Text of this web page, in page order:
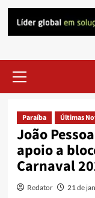
Menu
Paraíba Últimas
João
apoio a
Carnaval
Redator 21 de